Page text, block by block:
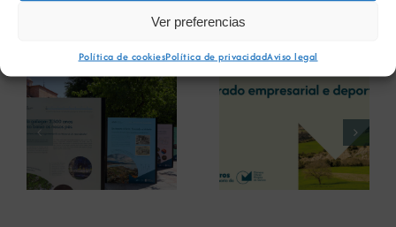
Ver preferencias
Política de cookiesPolítica de privacidadAviso legal
Novas relacionadas
A COMG reúne a
dous líderes
empresarias con
motivo do seu
Centenario para
debater sobre o
A OIPE e o
CRETUS
presentan as
últimas
innovacións en
restauración